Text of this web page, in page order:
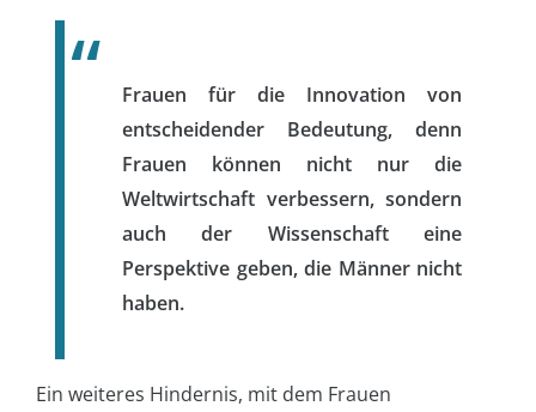
Frauen für die Innovation von
entscheidender Bedeutung, denn
Frauen können nicht nur die
Weltwirtschaft verbessern, sondern
auch der Wissenschaft eine
Perspektive geben, die Männer nicht
haben.
Ein weiteres Hindernis, mit dem Frauen